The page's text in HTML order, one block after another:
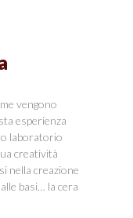
vengono
esperienza
laboratorio
creatività
nella creazione
basi… la cera